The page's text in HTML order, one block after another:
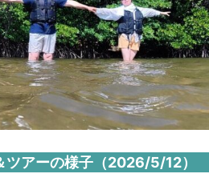
ツアーの様子（2026/5/12）